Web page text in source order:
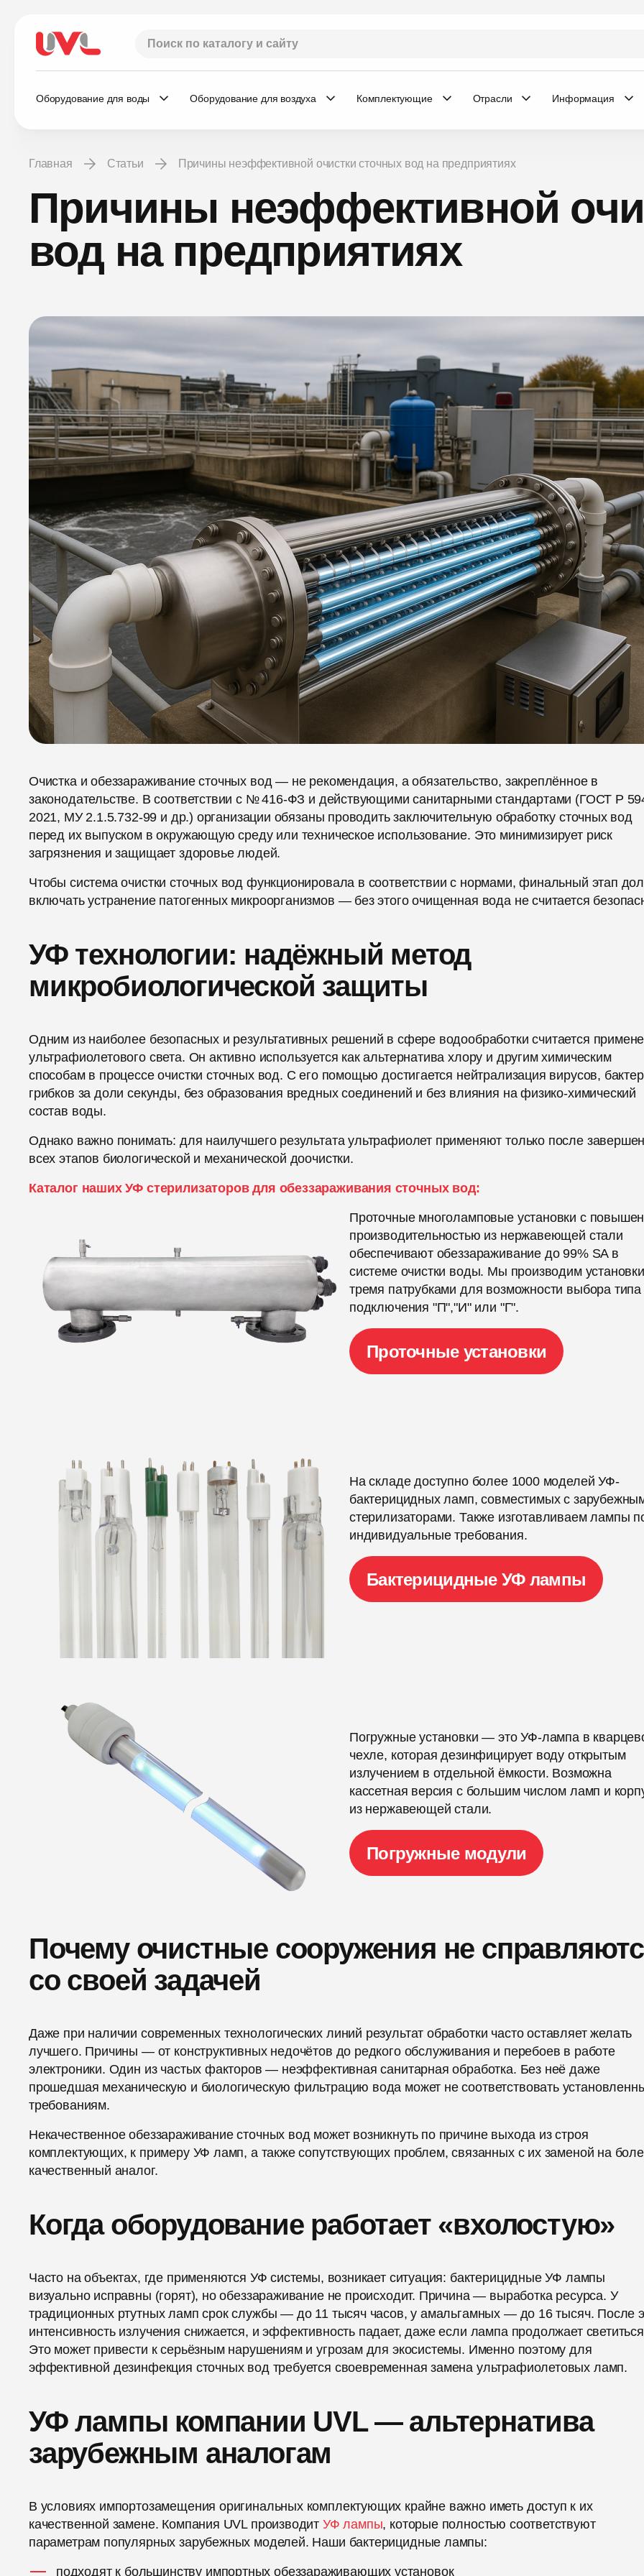
Оборудование для воды Оборудование для воздуха Комплектующие Отрасли Информация
Главная Статьи Причины неэффективной очистки сточных вод на предприятиях
Причины неэффективной
вод на предприятиях
Очистка и обеззараживание сточных вод — не рекомендация, а обязательство, закреплённое в
законодательстве. В соответствии с № 416-ФЗ и действующими санитарными стандартами (ГОСТ Р
2021, МУ 2.1.5.732-99 и др.) организации обязаны проводить заключительную обработку сточных вод
перед их выпуском в окружающую среду или техническое использование. Это минимизирует риск
загрязнения и защищает здоровье людей.
Чтобы система очистки сточных вод функционировала в соответствии с нормами, финальный этап
включать устранение патогенных микроорганизмов — без этого очищенная вода не считается
УФ технологии: надёжный метод
микробиологической защиты
Одним из наиболее безопасных и результативных решений в сфере водообработки считается
ультрафиолетового света. Он активно используется как альтернатива хлору и другим химическим
способам в процессе очистки сточных вод. С его помощью достигается нейтрализация вирусов,
грибков за доли секунды, без образования вредных соединений и без влияния на физико-химический
состав воды.
Однако важно понимать: для наилучшего результата ультрафиолет применяют только после
всех этапов биологической и механической доочистки.
Каталог наших УФ стерилизаторов для обеззараживания сточных вод:
Проточные многоламповые установки с
производительностью из нержавеющей стали
обеспечивают обеззараживание до 99% SA в
системе очистки воды. Мы производим
тремя патрубками для возможности выбора типа
подключения "П","И" или "Г".
Проточные установки
На складе доступно более 1000 моделей УФ-
бактерицидных ламп, совместимых с
стерилизаторами. Также изготавливаем лампы
индивидуальные требования.
Бактерицидные УФ лампы
Погружные установки — это УФ-лампа в
чехле, которая дезинфицирует воду открытым
излучением в отдельной ёмкости. Возможна
кассетная версия с большим числом ламп и
из нержавеющей стали.
Погружные модули
Почему очистные сооружения не
со своей задачей
Даже при наличии современных технологических линий результат обработки часто оставляет желать
лучшего. Причины — от конструктивных недочётов до редкого обслуживания и перебоев в работе
электроники. Один из частых факторов — неэффективная санитарная обработка. Без неё даже
прошедшая механическую и биологическую фильтрацию вода может не соответствовать
требованиям.
Некачественное обеззараживание сточных вод может возникнуть по причине выхода из строя
комплектующих, к примеру УФ ламп, а также сопутствующих проблем, связанных с их заменой на
качественный аналог.
Когда оборудование работает «вхолостую»
Часто на объектах, где применяются УФ системы, возникает ситуация: бактерицидные УФ лампы
визуально исправны (горят), но обеззараживание не происходит. Причина — выработка ресурса. У
традиционных ртутных ламп срок службы — до 11 тысяч часов, у амальгамных — до 16 тысяч. После
интенсивность излучения снижается, и эффективность падает, даже если лампа продолжает
Это может привести к серьёзным нарушениям и угрозам для экосистемы. Именно поэтому для
эффективной дезинфекция сточных вод требуется своевременная замена ультрафиолетовых ламп.
УФ лампы компании UVL — альтернатива
зарубежным аналогам
В условиях импортозамещения оригинальных комплектующих крайне важно иметь доступ к их
качественной замене. Компания UVL производит УФ лампы, которые полностью соответствуют
параметрам популярных зарубежных моделей. Наши бактерицидные лампы:
подходят к большинству импортных обеззараживающих установок